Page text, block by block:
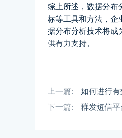
综上所述，数据分布
标等工具和方法，企
据分布分析技术将成
供有力支持。
上一篇:
如何进行有
下一篇:
群发短信